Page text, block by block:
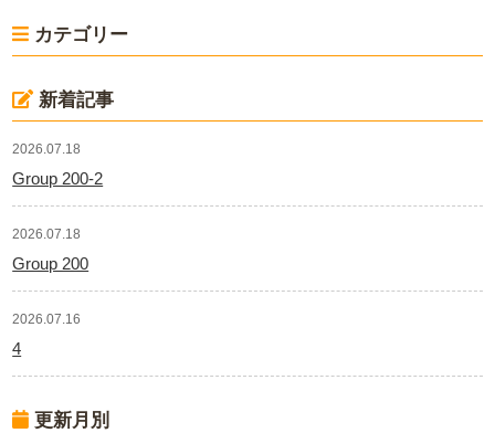
カテゴリー
新着記事
2026.07.18
Group 200-2
2026.07.18
Group 200
2026.07.16
4
更新月別